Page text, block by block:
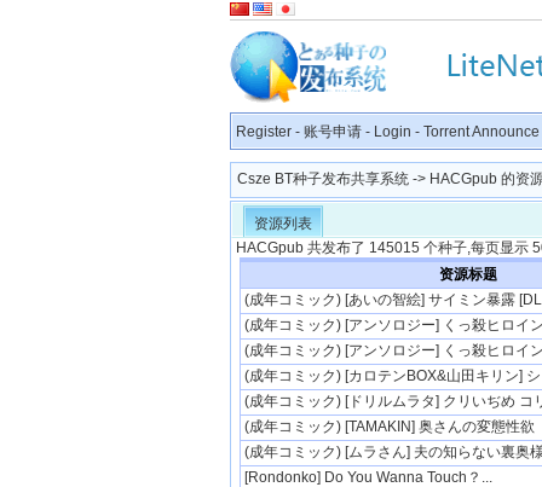
Register - 账号申请 - Login - Torrent Announce
Csze BT种子发布共享系统 -> HACGpub 的资
资源列表
HACGpub 共发布了 145015 个种子,每页显示
资源标题
(成年コミック) [あいの智絵] サイミン暴露
(成年コミック) [アンソロジー] くっ殺ヒロイ
(成年コミック) [アンソロジー] くっ殺ヒロイ
(成年コミック) [カロテンBOX&山田キリン] シ
(成年コミック) [ドリルムラタ] クリいぢめ コ
(成年コミック) [TAMAKIN] 奥さんの変態性欲
(成年コミック) [ムラさん] 夫の知らない裏奥
[Rondonko] Do You Wanna Touch？...